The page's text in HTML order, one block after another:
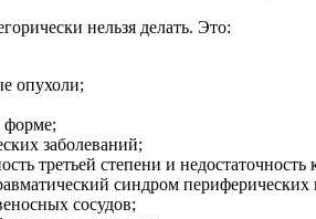
нельзя делать. Это:
опухоли;
форме;
заболеваний;
третьей степени и
синдром периферических
сосудов;